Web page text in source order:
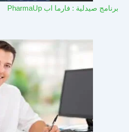
برنامج صيدلية : فارما اب PharmaUp​